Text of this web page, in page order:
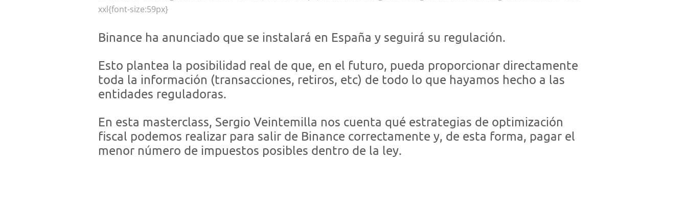
xxl{font-size:59px}
Binance ha anunciado que se instalará en España y seguirá su regulación.
Esto plantea la posibilidad real de que, en el futuro, pueda proporcionar directamente
toda la información (transacciones, retiros, etc) de todo lo que hayamos hecho a las
entidades reguladoras.
En esta masterclass, Sergio Veintemilla nos cuenta qué estrategias de optimización
fiscal podemos realizar para salir de Binance correctamente y, de esta forma, pagar el
menor número de impuestos posibles dentro de la ley.